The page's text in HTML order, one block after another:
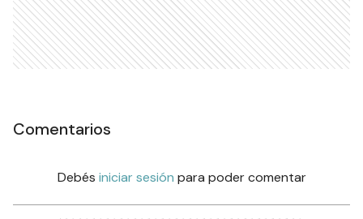
Comentarios
Debés iniciar sesión para poder comentar